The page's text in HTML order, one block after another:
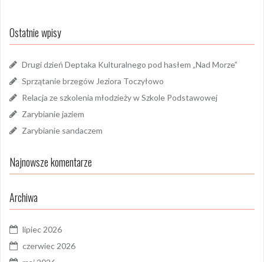
Ostatnie wpisy
Drugi dzień Deptaka Kulturalnego pod hasłem „Nad Morze”
Sprzątanie brzegów Jeziora Toczyłowo
Relacja ze szkolenia młodzieży w Szkole Podstawowej
Zarybianie jaziem
Zarybianie sandaczem
Najnowsze komentarze
Archiwa
lipiec 2026
czerwiec 2026